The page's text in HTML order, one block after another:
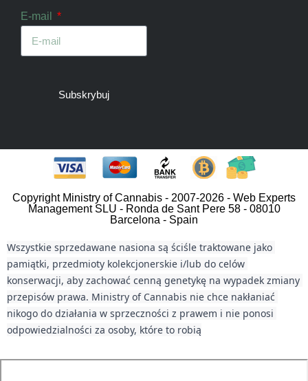
E-mail
Subskrybuj
Copyright Ministry of Cannabis - 2007-2026 - Web Experts
Management SLU - Ronda de Sant Pere 58 - 08010
Barcelona - Spain
Wszystkie sprzedawane nasiona są ściśle traktowane jako
pamiątki, przedmioty kolekcjonerskie i/lub do celów
konserwacji, aby zachować cenną genetykę na wypadek zmiany
przepisów prawa. Ministry of Cannabis nie chce nakłaniać
nikogo do działania w sprzeczności z prawem i nie ponosi
odpowiedzialności za osoby, które to robią